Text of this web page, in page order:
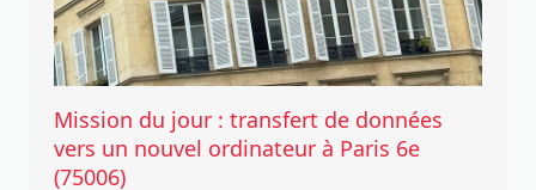
Mission du jour : transfert de données
vers un nouvel ordinateur à Paris 6e
(75006)